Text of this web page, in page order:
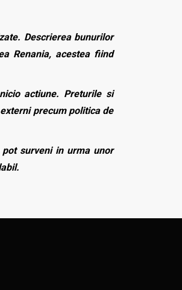
Descrierea bunurilor
Renania, acestea fiind
actiune. Preturile si
precum politica de
surveni in urma unor